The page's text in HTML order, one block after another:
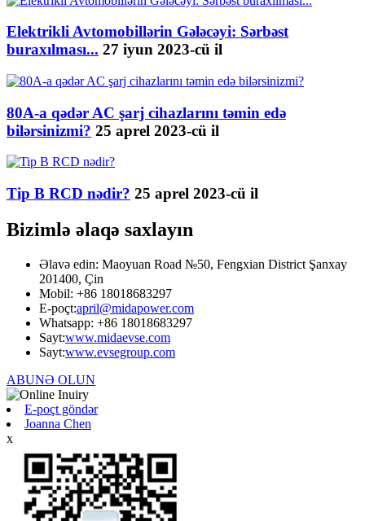
Elektrikli Avtomobillərin Gələcəyi: Sərbəst
buraxılması... 27 iyun 2023-cü il
80A-a qədər AC şarj cihazlarını təmin edə
bilərsinizmi? 25 aprel 2023-cü il
Tip B RCD nədir? 25 aprel 2023-cü il
Bizimlə əlaqə saxlayın
Əlavə edin: Maoyuan Road №50, Fengxian District Şanxay
201400, Çin
Mobil: +86 18018683297
E-poçt:april@midapower.com
Whatsapp: +86 18018683297
Sayt:www.midaevse.com
Sayt:www.evsegroup.com
ABUNƏ OLUN
E-poçt göndər
Joanna Chen
x